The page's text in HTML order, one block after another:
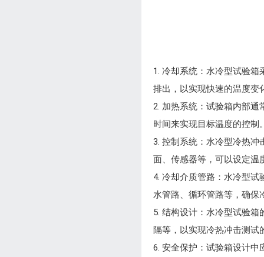
1. 冷却系统：水冷型试验
排出，以实现快速的温度变
2. 加热系统：试验箱内部
时间来实现目标温度的控制
3. 控制系统：水冷型冷热
面、传感器等，可以设定温
4. 冷却介质管路：水冷型
水管路、循环管路等，确保
5. 结构设计：水冷型试验
隔等，以实现冷热冲击测试
6. 安全保护：试验箱设计